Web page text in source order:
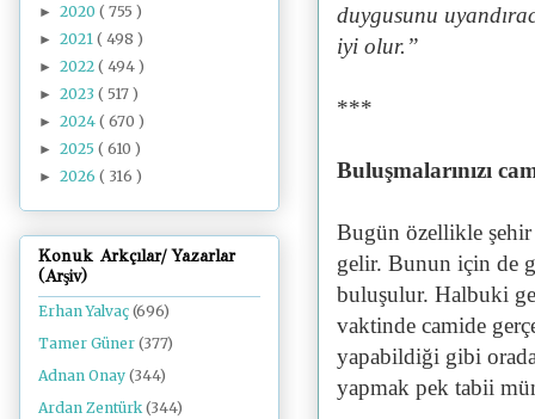
duygusunu
iyi olur.”
***
Buluşmalarınızı
Bugün özellikle şehir
gelir. Bunun için de
buluşulur. Halbuki
vaktinde camide
yapabildiği gibi
yapmak pek tabii
► 2020 ( 755 )
► 2021 ( 498 )
► 2022 ( 494 )
► 2023 ( 517 )
► 2024 ( 670 )
► 2025 ( 610 )
► 2026 ( 316 )
Konuk Arkçılar/ Yazarlar
(Arşiv)
Erhan Yalvaç (696)
Tamer Güner (377)
Adnan Onay (344)
Ardan Zentürk (344)